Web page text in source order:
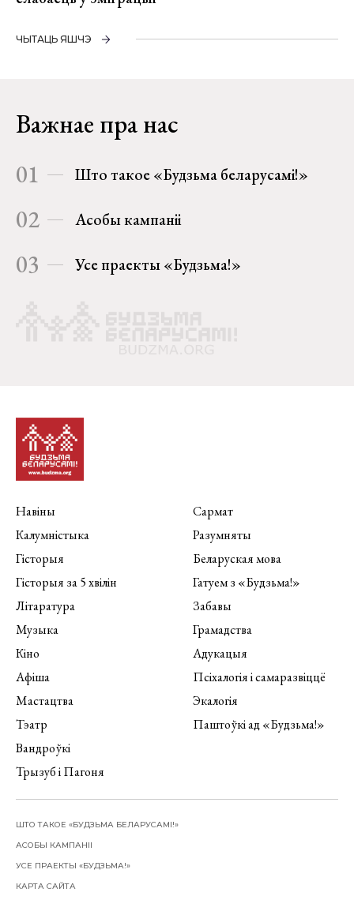
ЧЫТАЦЬ ЯШЧЭ
Важнае пра нас
01 Што такое «Будзьма беларусамі!»
02 Асобы кампаніі
03 Усе праекты «Будзьма!»
Навіны
Калумністыка
Гісторыя
Гісторыя за 5 хвілін
Літаратура
Музыка
Кіно
Афіша
Мастацтва
Тэатр
Вандроўкі
Трызуб і Пагоня
Сармат
Разумняты
Беларуская мова
Гатуем з «Будзьма!»
Забавы
Грамадства
Адукацыя
Псіхалогія і самаразвіццё
Экалогія
Паштоўкі ад «Будзьма!»
ШТО ТАКОЕ «БУДЗЬМА БЕЛАРУСАМІ!»
АСОБЫ КАМПАНІІ
УСЕ ПРАЕКТЫ «БУДЗЬМА!»
КАРТА САЙТА